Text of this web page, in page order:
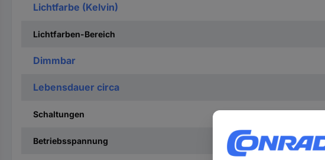
Lichtfarbe (Kelvin)
Lichtfarben-Bereich
Dimmbar
Lebensdauer circa
Schaltungen
Betriebsspannung